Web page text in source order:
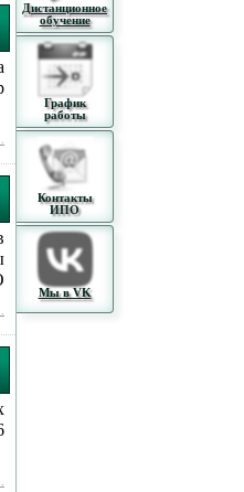
Дистанционное
обучение
График
работы
Контакты
ИПО
Мы в VK